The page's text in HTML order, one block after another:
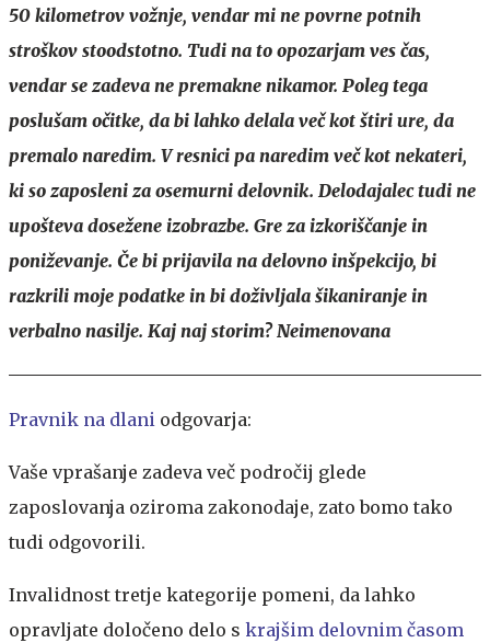
50 kilometrov vožnje, vendar mi ne povrne potnih
stroškov stoodstotno. Tudi na to opozarjam ves čas,
vendar se zadeva ne premakne nikamor. Poleg tega
poslušam očitke, da bi lahko delala več kot štiri ure, da
premalo naredim. V resnici pa naredim več kot nekateri,
ki so zaposleni za osemurni delovnik. Delodajalec tudi ne
upošteva dosežene izobrazbe. Gre za izkoriščanje in
poniževanje. Če bi prijavila na delovno inšpekcijo, bi
razkrili moje podatke in bi doživljala šikaniranje in
verbalno nasilje. Kaj naj storim? Neimenovana
Pravnik na dlani odgovarja:
Vaše vprašanje zadeva več področij glede
zaposlovanja oziroma zakonodaje, zato bomo tako
tudi odgovorili.
Invalidnost tretje kategorije pomeni, da lahko
opravljate določeno delo s krajšim delovnim časom